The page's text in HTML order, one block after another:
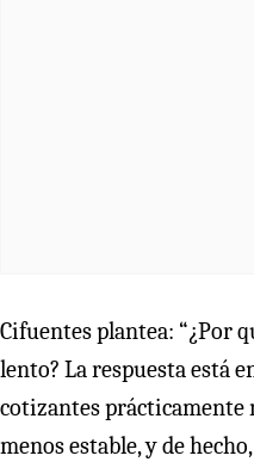
Cifuentes plantea: “¿Por
lento? La respuesta está
cotizantes prácticamente
menos estable, y de